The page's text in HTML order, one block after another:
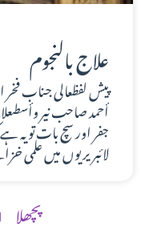
علاج بالنجوم
پیش لفظعالی جناب فخر
أحمد صاحب نير
جفر اور سچ بات تو
لائبریریوں میں علمی
پچھلا